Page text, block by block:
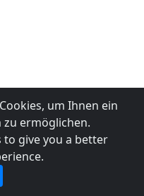
um Ihnen ein
ermöglichen.
to give you a better